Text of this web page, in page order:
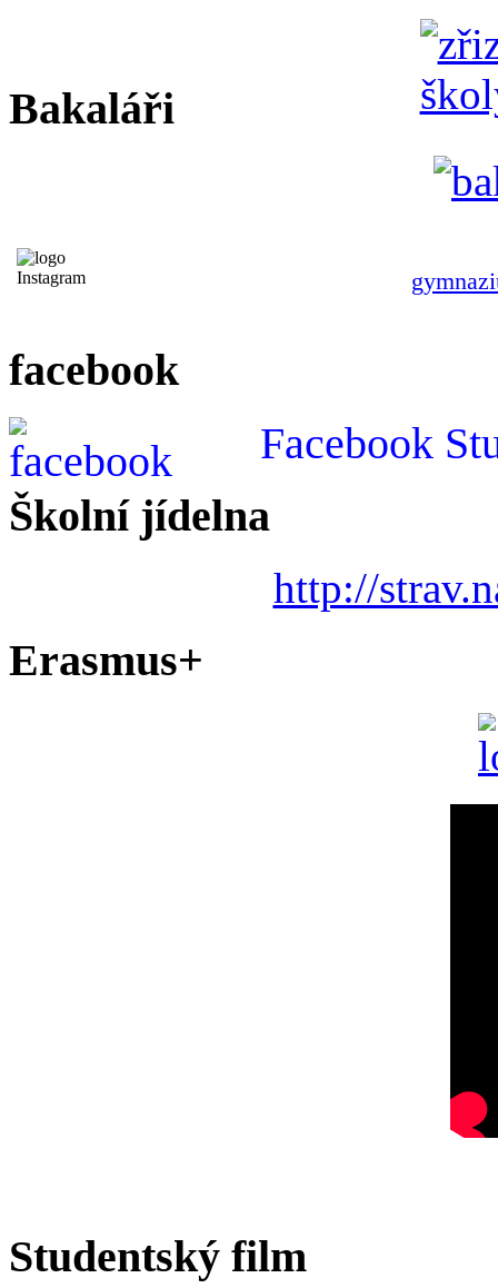
Bakaláři
facebook
Facebook
Školní jídelna
http://
Erasmus+
Studentský film